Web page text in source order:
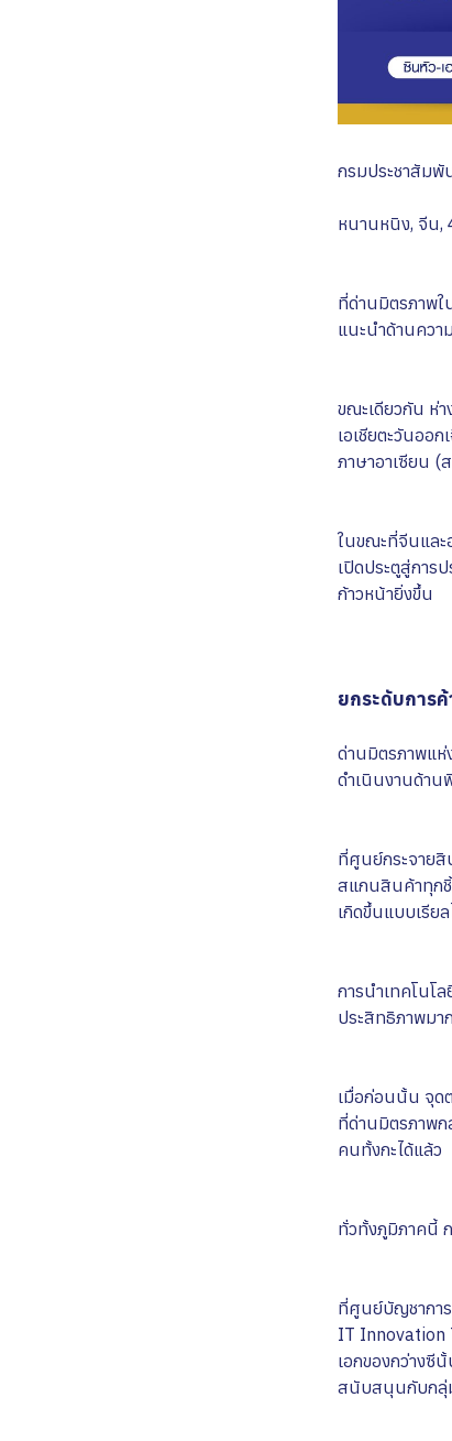
กรมประชาสัมพั
หนานหนิง, จีน,
ที่ด่านมิตรภาพใ
แนะนำด้านควา
ขณะเดียวกัน ห่
เอเชียตะวันออ
ภาษาอาเซียน (
ในขณะที่จีนและ
เปิดประตูสู่การ
ก้าวหน้ายิ่งขึ้น
ยกระดับการ
ด่านมิตรภาพแห่
ดำเนินงานด้าน
ที่ศูนย์กระจาย
สแกนสินค้าทุกชิ้
เกิดขึ้นแบบเรีย
การนำเทคโนโ
ประสิทธิภาพมา
เมื่อก่อนนั้น จุด
ที่ด่านมิตรภาพ
คนทั้งกะได้แล้ว
ทั่วทั้งภูมิภาคนี้
ที่ศูนย์บัญชาการ
IT Innovation
เอกของกว่างซี
สนับสนุนกับกลุ่